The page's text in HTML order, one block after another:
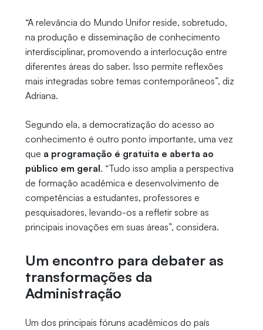
“A relevância do Mundo Unifor reside, sobretudo,
na produção e disseminação de conhecimento
interdisciplinar, promovendo a interlocução entre
diferentes áreas do saber. Isso permite reflexões
mais integradas sobre temas contemporâneos”, diz
Adriana.
Segundo ela, a democratização do acesso ao
conhecimento é outro ponto importante, uma vez
que a programação é gratuita e aberta ao
público em geral. “Tudo isso amplia a perspectiva
de formação acadêmica e desenvolvimento de
competências a estudantes, professores e
pesquisadores, levando-os a refletir sobre as
principais inovações em suas áreas”, considera.
Um encontro para debater as
transformações da
Administração
Um dos principais fóruns acadêmicos do país